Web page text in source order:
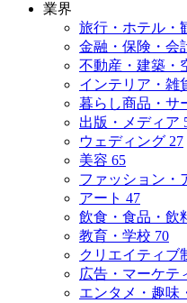
業界
旅行・ホテル・
金融・保険・会
不動産・建築・
インテリア・雑
暮らし商品・サ
出版・メディア
ウェディング 27
美容 65
ファッション・
アート 47
飲食・食品・飲
教育・学校 70
クリエイティブ
広告・マーケテ
エンタメ・趣味